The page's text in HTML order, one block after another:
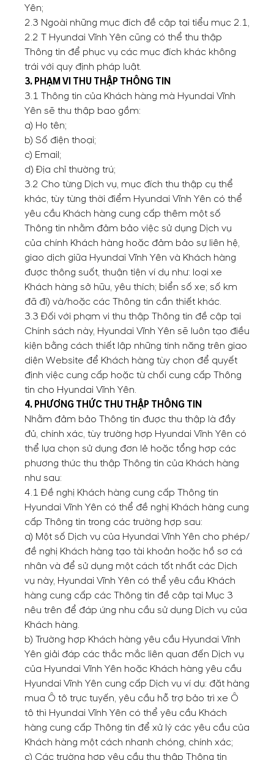
Yên;
2.3 Ngoài những mục đích đề cập tại tiểu mục 2.1,
2.2 T Hyundai Vĩnh Yên cũng có thể thu thập
Thông tin để phục vụ các mục đích khác không
trái với quy định pháp luật.
3. PHẠM VI THU THẬP THÔNG TIN
3.1 Thông tin của Khách hàng mà Hyundai Vĩnh
Yên sẽ thu thập bao gồm:
a) Họ tên;
b) Số điện thoại;
c) Email;
d) Địa chỉ thường trú;
3.2 Cho từng Dịch vụ, mục đích thu thập cụ thể
khác, tùy từng thời điểm Hyundai Vĩnh Yên có thể
yêu cầu Khách hàng cung cấp thêm một số
Thông tin nhằm đảm bảo việc sử dụng Dịch vụ
của chính Khách hàng hoặc đảm bảo sự liên hệ,
giao dịch giữa Hyundai Vĩnh Yên và Khách hàng
được thông suốt, thuận tiện ví dụ như: loại xe
Khách hàng sở hữu, yêu thích; biển số xe; số km
đã đi) và/hoặc các Thông tin cần thiết khác.
3.3 Đối với phạm vi thu thập Thông tin đề cập tại
Chính sách này, Hyundai Vĩnh Yên sẽ luôn tạo điều
kiện bằng cách thiết lập những tính năng trên giao
diện Website để Khách hàng tùy chọn để quyết
định việc cung cấp hoặc từ chối cung cấp Thông
tin cho Hyundai Vĩnh Yên.
4. PHƯƠNG THỨC THU THẬP THÔNG TIN
Nhằm đảm bảo Thông tin được thu thập là đầy
đủ, chính xác, tùy trường hợp Hyundai Vĩnh Yên có
thể lựa chọn sử dụng đơn lẻ hoặc tổng hợp các
phương thức thu thập Thông tin của Khách hàng
như sau:
4.1 Đề nghị Khách hàng cung cấp Thông tin
Hyundai Vĩnh Yên có thể đề nghị Khách hàng cung
cấp Thông tin trong các trường hợp sau:
a) Một số Dịch vụ của Hyundai Vĩnh Yên cho phép/
đề nghị Khách hàng tạo tài khoản hoặc hồ sơ cá
nhân và để sử dụng một cách tốt nhất các Dịch
vụ này, Hyundai Vĩnh Yên có thể yêu cầu Khách
hàng cung cấp các Thông tin đề cập tại Mục 3
nêu trên để đáp ứng nhu cầu sử dụng Dịch vụ của
Khách hàng.
b) Trường hợp Khách hàng yêu cầu Hyundai Vĩnh
Yên giải đáp các thắc mắc liên quan đến Dịch vụ
của Hyundai Vĩnh Yên hoặc Khách hàng yêu cầu
Hyundai Vĩnh Yên cung cấp Dịch vụ ví dụ: đặt hàng
mua Ô tô trực tuyến, yêu cầu hỗ trợ bảo trì xe Ô
tô thì Hyundai Vĩnh Yên có thể yêu cầu Khách
hàng cung cấp Thông tin để xử lý các yêu cầu của
Khách hàng một cách nhanh chóng, chính xác;
c) Các trường hợp yêu cầu thu thập Thông tin